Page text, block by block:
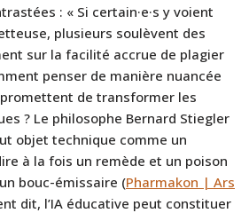
: « Si certain·e·s y voient
plusieurs soulèvent des
sur la facilité accrue de plagier
penser de manière nuancée
de transformer les
? Le philosophe Bernard Stiegler
objet technique comme un
à la fois un remède et un poison
bouc-émissaire (Pharmakon | Ars
dit, l’IA éducative peut constituer